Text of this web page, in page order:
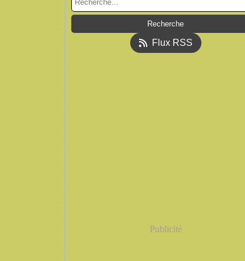
Flux RSS
Publicité